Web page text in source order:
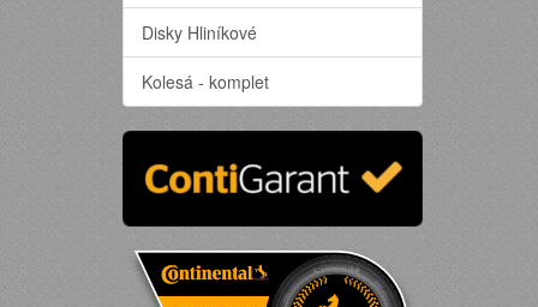
Disky Hliníkové
Kolesá - komplet